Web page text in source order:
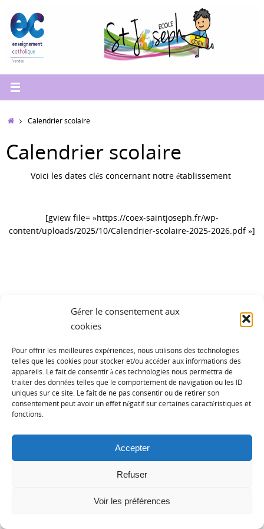
Gérer le consentement aux
cookies
Pour offrir les meilleures expériences, nous utilisons des technologies
telles que les cookies pour stocker et/ou accéder aux informations des
appareils. Le fait de consentir à ces technologies nous permettra de
traiter des données telles que le comportement de navigation ou les ID
uniques sur ce site. Le fait de ne pas consentir ou de retirer son
consentement peut avoir un effet négatif sur certaines caractéristiques et
fonctions.
Accepter
Refuser
Voir les préférences
contenu
Accueil
Calendrier scolaire
Calendrier scolaire
Voici les dates clés concernant notre établissement
[gview file= »https://coex-saintjoseph.fr/wp-
content/uploads/2025/10/Calendrier-scolaire-2025-2026.pdf »]
Catégories
Catégories
Déclaration de la protection de la vie privée